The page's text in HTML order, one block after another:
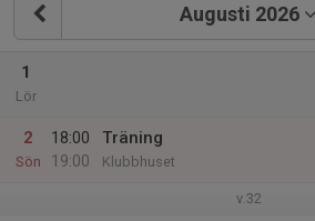
Augusti 2026
1
Lör
2
Sön
18:00
19:00
Träning
Klubbhuset
v.32